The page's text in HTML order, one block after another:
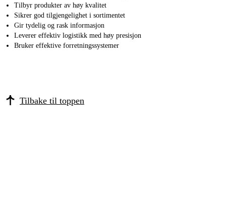
Tilbyr produkter av høy kvalitet
Sikrer god tilgjengelighet i sortimentet
Gir tydelig og rask informasjon
Leverer effektiv logistikk med høy presisjon
Bruker effektive forretningssystemer
Tilbake til toppen